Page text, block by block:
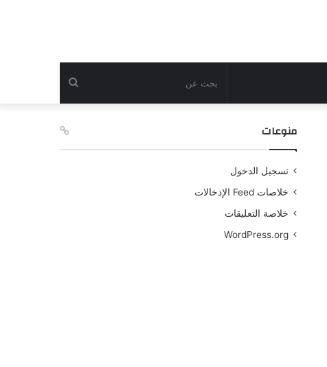
بحث
عن منوعات
تسجيل الدخول
خلاصات Feed الإدخالات
خلاصة التعليقات
WordPress.org